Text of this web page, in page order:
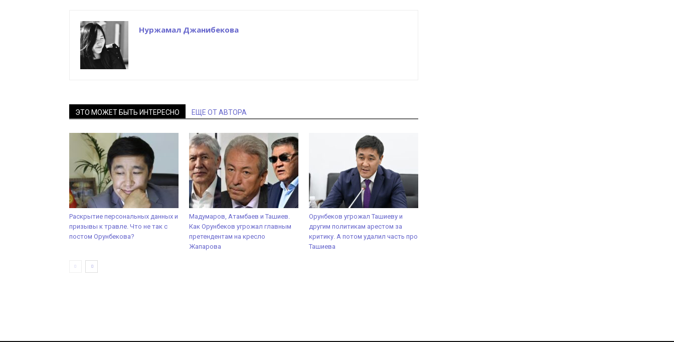
Нуржамал Джанибекова
ЭТО МОЖЕТ БЫТЬ ИНТЕРЕСНО ЕЩЕ ОТ АВТОРА
Раскрытие персональных данных и
призывы к травле. Что не так с
постом Орунбекова?
Мадумаров, Атамбаев и Ташиев.
Как Орунбеков угрожал главным
претендентам на кресло
Жапарова
Орунбеков угрожал Ташиеву и
другим политикам арестом за
критику. А потом удалил часть про
Ташиева